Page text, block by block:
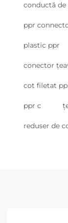
conductă de
ppr
plastic ppr
conector
cot filetat
ppr c
reduser de